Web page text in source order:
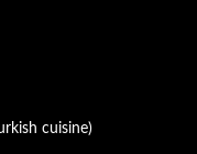
cuisine)